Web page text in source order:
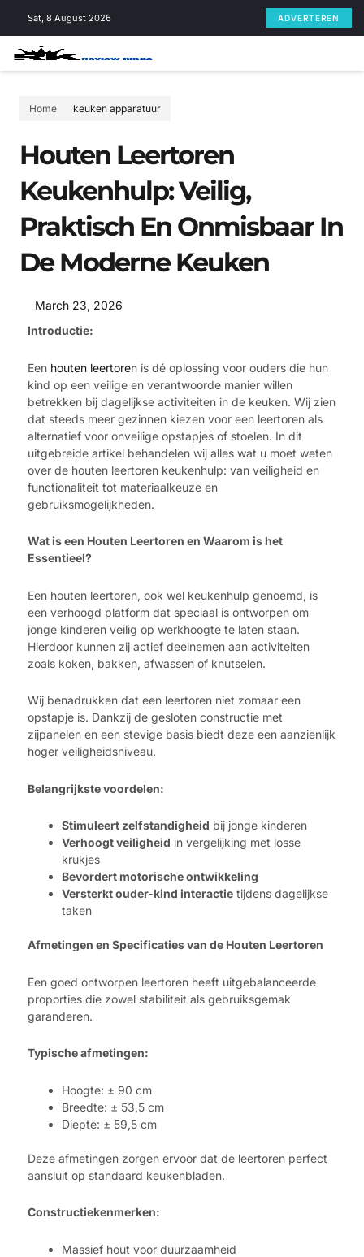
Sat, 8 August 2026 ADVERTEREN
Home keuken apparatuur
Houten Leertoren
Keukenhulp: Veilig,
Praktisch En Onmisbaar In
De Moderne Keuken
March 23, 2026
Introductie:
Een houten leertoren is dé oplossing voor ouders die hun
kind op een veilige en verantwoorde manier willen
betrekken bij dagelijkse activiteiten in de keuken. Wij zien
dat steeds meer gezinnen kiezen voor een leertoren als
alternatief voor onveilige opstapjes of stoelen. In dit
uitgebreide artikel behandelen wij alles wat u moet weten
over de houten leertoren keukenhulp: van veiligheid en
functionaliteit tot materiaalkeuze en
gebruiksmogelijkheden.
Wat is een Houten Leertoren en Waarom is het
Essentieel?
Een houten leertoren, ook wel keukenhulp genoemd, is
een verhoogd platform dat speciaal is ontworpen om
jonge kinderen veilig op werkhoogte te laten staan.
Hierdoor kunnen zij actief deelnemen aan activiteiten
zoals koken, bakken, afwassen of knutselen.
Wij benadrukken dat een leertoren niet zomaar een
opstapje is. Dankzij de gesloten constructie met
zijpanelen en een stevige basis biedt deze een aanzienlijk
hoger veiligheidsniveau.
Belangrijkste voordelen:
Stimuleert zelfstandigheid bij jonge kinderen
Verhoogt veiligheid in vergelijking met losse
krukjes
Bevordert motorische ontwikkeling
Versterkt ouder-kind interactie tijdens dagelijkse
taken
Afmetingen en Specificaties van de Houten Leertoren
Een goed ontworpen leertoren heeft uitgebalanceerde
proporties die zowel stabiliteit als gebruiksgemak
garanderen.
Typische afmetingen:
Hoogte: ± 90 cm
Breedte: ± 53,5 cm
Diepte: ± 59,5 cm
Deze afmetingen zorgen ervoor dat de leertoren perfect
aansluit op standaard keukenbladen.
Constructiekenmerken:
Massief hout voor duurzaamheid